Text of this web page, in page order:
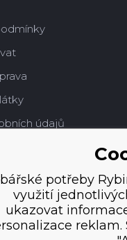
údajů
a cookies
potřeby
využití
ukazovat